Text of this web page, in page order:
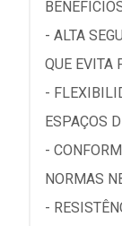
- ALTA
QUE EVITA
-
ESPAÇOS
-
NORMAS
-